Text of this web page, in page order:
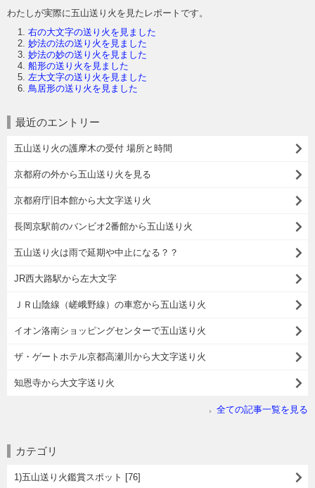
わたしが実際に五山送り火を見たレポートです。
右の大文字の送り火を見ました
妙法の法の送り火を見ました
妙法の妙の送り火を見ました
船形の送り火を見ました
左大文字の送り火を見ました
鳥居形の送り火を見ました
最近のエントリー
五山送り火の護摩木の受付 場所と時間
京都府の外から五山送り火を見る
京都府庁旧本館から大文字送り火
長岡京駅前のバンビオ2番館から五山送り火
五山送り火は雨で延期や中止になる？？
JR西大路駅から左大文字
ＪＲ山陰線（嵯峨野線）の車窓から五山送り火
イオン洛南ショッピングセンターで五山送り火
ザ・ゲートホテル京都高瀬川から大文字送り火
知恩寺から大文字送り火
全ての記事一覧を見る
カテゴリ
1)五山送り火鑑賞スポット [76]